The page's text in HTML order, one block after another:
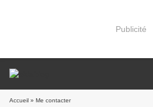
Publicité
Accueil » Me contacter